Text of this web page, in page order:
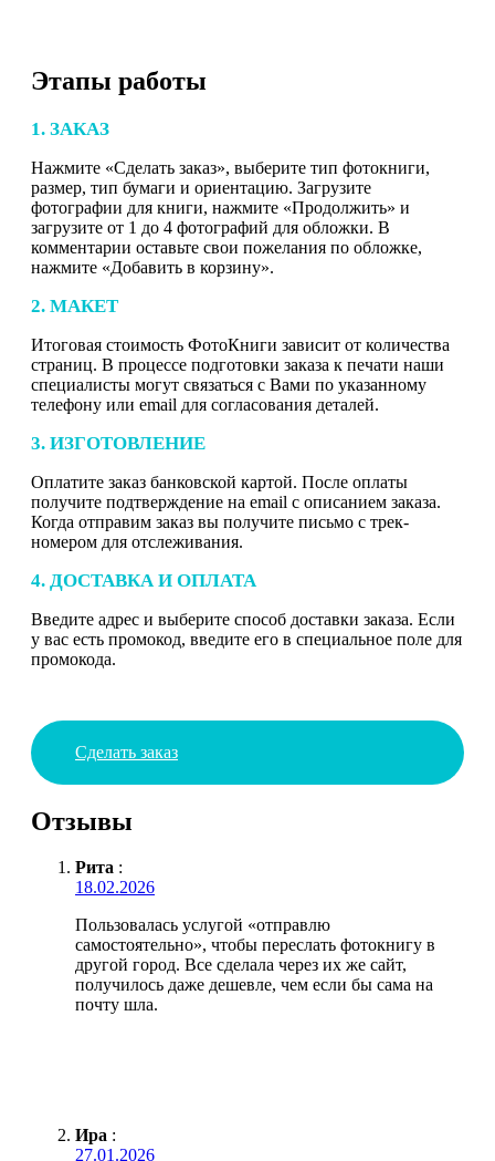
Этапы работы
1. ЗАКАЗ
Нажмите «Сделать заказ», выберите тип фотокниги,
размер, тип бумаги и ориентацию. Загрузите
фотографии для книги, нажмите «Продолжить» и
загрузите от 1 до 4 фотографий для обложки. В
комментарии оставьте свои пожелания по обложке,
нажмите «Добавить в корзину».
2. МАКЕТ
Итоговая стоимость ФотоКниги зависит от количества
страниц. В процессе подготовки заказа к печати наши
специалисты могут связаться с Вами по указанному
телефону или email для согласования деталей.
3. ИЗГОТОВЛЕНИЕ
Оплатите заказ банковской картой. После оплаты
получите подтверждение на email с описанием заказа.
Когда отправим заказ вы получите письмо с трек-
номером для отслеживания.
4. ДОСТАВКА И ОПЛАТА
Введите адрес и выберите способ доставки заказа. Если
у вас есть промокод, введите его в специальное поле для
промокода.
Сделать заказ
Отзывы
Рита :
18.02.2026
Пользовалась услугой «отправлю
самостоятельно», чтобы переслать фотокнигу в
другой город. Все сделала через их же сайт,
получилось даже дешевле, чем если бы сама на
почту шла.
Ира :
27.01.2026